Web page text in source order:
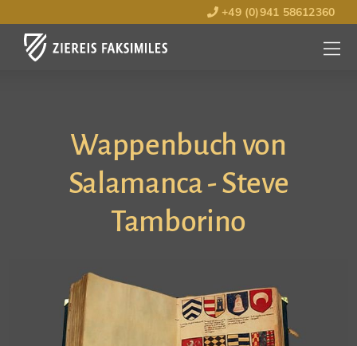
+49 (0)941 58612360
MENÜ
Wappenbuch von
Salamanca - Steve
Tamborino